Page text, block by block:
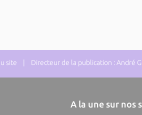
site | Directeur de la publication : André
A la une sur nos